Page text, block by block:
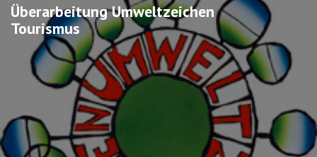
Discuto
Discuto
Überarbeitung Umweltzeichen
Tourismus